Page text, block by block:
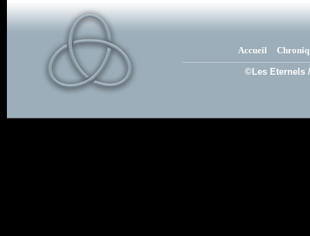
Accueil
©Les Eternels